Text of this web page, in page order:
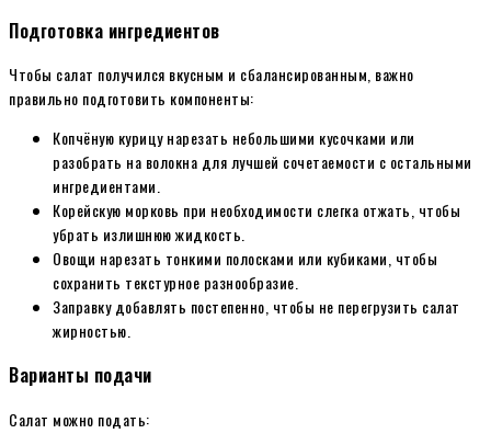
Подготовка ингредиентов
Чтобы салат получился вкусным и сбалансированным, важно
правильно подготовить компоненты:
Копчёную курицу нарезать небольшими кусочками или
разобрать на волокна для лучшей сочетаемости с остальными
ингредиентами.
Корейскую морковь при необходимости слегка отжать, чтобы
убрать излишнюю жидкость.
Овощи нарезать тонкими полосками или кубиками, чтобы
сохранить текстурное разнообразие.
Заправку добавлять постепенно, чтобы не перегрузить салат
жирностью.
Варианты подачи
Салат можно подать: